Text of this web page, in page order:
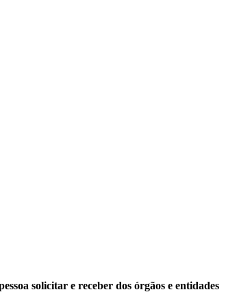
solicitar e receber dos órgãos e entidades